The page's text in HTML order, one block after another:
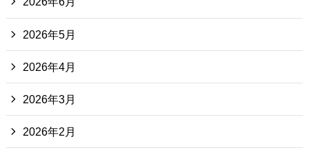
2026年5月
2026年4月
2026年3月
2026年2月